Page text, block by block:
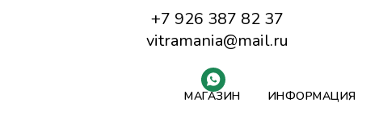
+7 926 387 82 37
vitramania@mail.ru
МАГАЗИН ИНФОРМАЦИЯ